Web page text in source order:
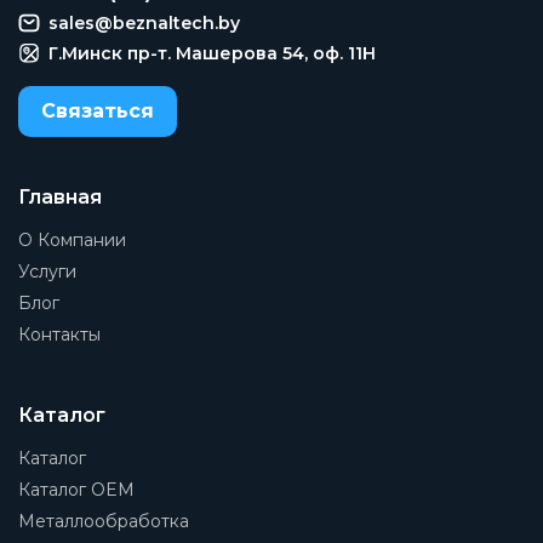
80-400 кПа
Тип присоединения на выходе
Тип присоединения на входе
Материал корпуса
Диаметр номинальный
Присоединение 1
Присоединение 2
Рабочая среда
смесь
sales@beznaltech.by
Г.Минск пр-т. Машерова 54, оф. 11H
Связаться
Главная
О Компании
Услуги
Блог
Контакты
Каталог
Каталог
Каталог OEM
Металлообработка